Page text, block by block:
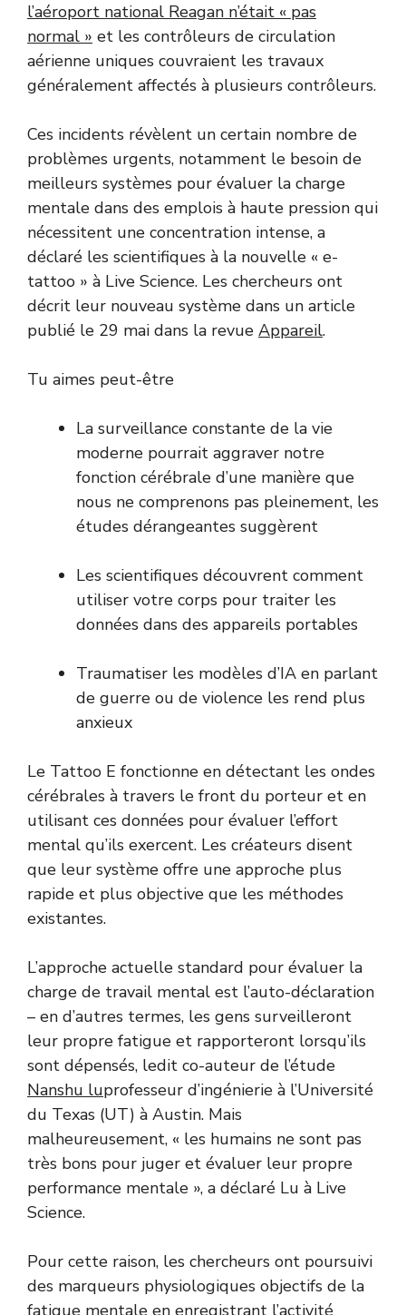
l’aéroport national Reagan n’était « pas
normal » et les contrôleurs de circulation
aérienne uniques couvraient les travaux
généralement affectés à plusieurs contrôleurs.
Ces incidents révèlent un certain nombre de
problèmes urgents, notamment le besoin de
meilleurs systèmes pour évaluer la charge
mentale dans des emplois à haute pression qui
nécessitent une concentration intense, a
déclaré les scientifiques à la nouvelle « e-
tattoo » à Live Science. Les chercheurs ont
décrit leur nouveau système dans un article
publié le 29 mai dans la revue Appareil.
Tu aimes peut-être
La surveillance constante de la vie
moderne pourrait aggraver notre
fonction cérébrale d’une manière que
nous ne comprenons pas pleinement, les
études dérangeantes suggèrent
Les scientifiques découvrent comment
utiliser votre corps pour traiter les
données dans des appareils portables
Traumatiser les modèles d’IA en parlant
de guerre ou de violence les rend plus
anxieux
Le Tattoo E fonctionne en détectant les ondes
cérébrales à travers le front du porteur et en
utilisant ces données pour évaluer l’effort
mental qu’ils exercent. Les créateurs disent
que leur système offre une approche plus
rapide et plus objective que les méthodes
existantes.
L’approche actuelle standard pour évaluer la
charge de travail mental est l’auto-déclaration
– en d’autres termes, les gens surveilleront
leur propre fatigue et rapporteront lorsqu’ils
sont dépensés, ledit co-auteur de l’étude
Nanshu luprofesseur d’ingénierie à l’Université
du Texas (UT) à Austin. Mais
malheureusement, « les humains ne sont pas
très bons pour juger et évaluer leur propre
performance mentale », a déclaré Lu à Live
Science.
Pour cette raison, les chercheurs ont poursuivi
des marqueurs physiologiques objectifs de la
fatigue mentale en enregistrant l’activité